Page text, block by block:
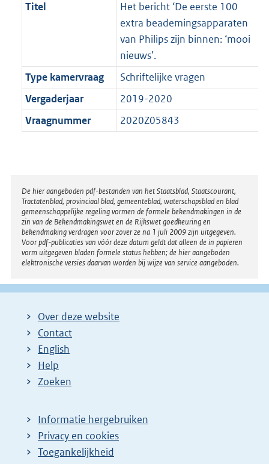
Titel
Het bericht ‘De eerste 100
extra beademingsapparaten
van Philips zijn binnen: ‘mooi
nieuws’.
Type kamervraag
Schriftelijke vragen
Vergaderjaar
2019-2020
Vraagnummer
2020Z05843
Disclaimer
De hier aangeboden pdf-bestanden van het Staatsblad, Staatscourant,
Tractatenblad, provinciaal blad, gemeenteblad, waterschapsblad en blad
gemeenschappelijke regeling vormen de formele bekendmakingen in de
zin van de Bekendmakingswet en de Rijkswet goedkeuring en
bekendmaking verdragen voor zover ze na 1 juli 2009 zijn uitgegeven.
Voor pdf-publicaties van vóór deze datum geldt dat alleen de in papieren
vorm uitgegeven bladen formele status hebben; de hier aangeboden
elektronische versies daarvan worden bij wijze van service aangeboden.
Over deze website
Contact
English
Help
Zoeken
Informatie hergebruiken
Privacy en cookies
Toegankelijkheid